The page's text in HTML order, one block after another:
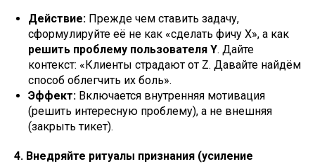
Действие: Прежде чем ставить задачу,
сформулируйте её не как «сделать фичу Х», а как
решить проблему пользователя Y. Дайте
контекст: «Клиенты страдают от Z. Давайте найдём
способ облегчить их боль».
Эффект: Включается внутренняя мотивация
(решить интересную проблему), а не внешняя
(закрыть тикет).
4. Внедряйте ритуалы признания (усиление